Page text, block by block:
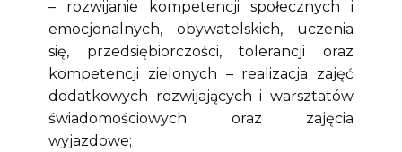
– rozwijanie kompetencji społecznych i
emocjonalnych, obywatelskich, uczenia
się, przedsiębiorczości, tolerancji oraz
kompetencji zielonych – realizacja zajęć
dodatkowych rozwijających i warsztatów
świadomościowych oraz zajęcia
wyjazdowe;